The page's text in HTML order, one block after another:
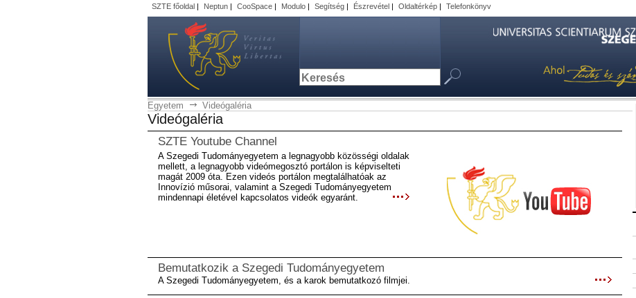
SZTE főoldal| Neptun| CooSpace| Modulo| Segítség| Észrevétel| Oldaltérkép| Telefonkönyv
Egyetem Videógaléria
Videógaléria
SZTE Youtube Channel
A Szegedi Tudományegyetem a legnagyobb közösségi oldalak
mellett, a legnagyobb videómegosztó portálon is képviselteti
magát 2009 óta. Ezen videós portálon megtalálhatóak az
Innovízió műsorai, valamint a Szegedi Tudományegyetem
mindennapi életével kapcsolatos videók egyaránt.
Bemutatkozik a Szegedi Tudományegyetem
A Szegedi Tudományegyetem, és a karok bemutatkozó filmjei.